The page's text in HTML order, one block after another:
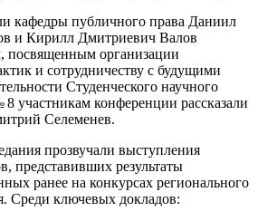
кафедры публичного права Даниил
и Кирилл Дмитриевич Валов
посвященным организации
и сотрудничеству с будущими
Студенческого научного
участникам конференции рассказали
Селеменев.
прозвучали выступления
представивших результаты
ранее на конкурсах регионального
Среди ключевых докладов: